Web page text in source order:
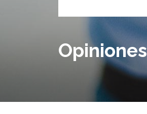
Opiniones